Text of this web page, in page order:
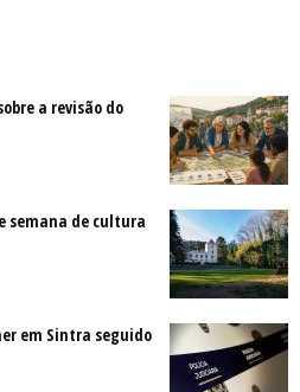
a revisão do
semana de cultura
em Sintra seguido